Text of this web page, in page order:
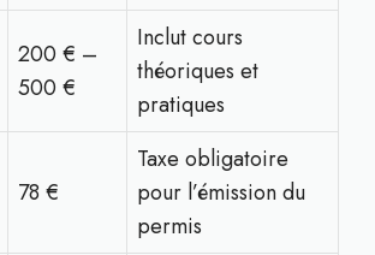
200 € –
500 €
Inclut cours
théoriques et
pratiques
78 €
Taxe obligatoire
pour l’émission du
permis